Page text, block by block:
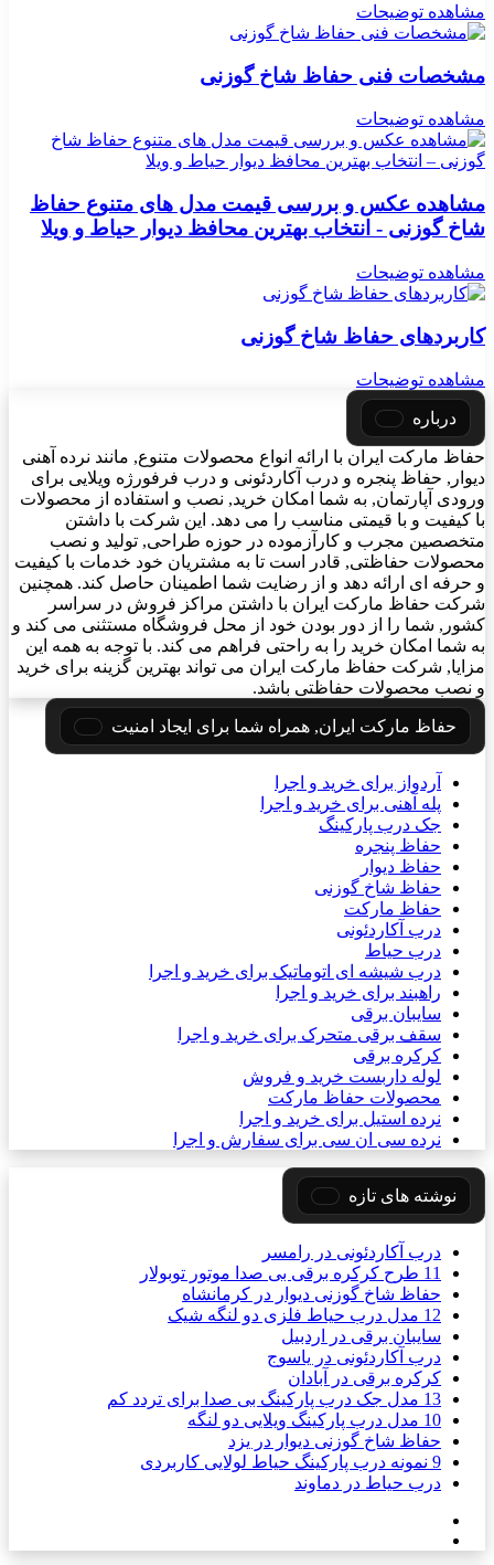
مشاهده توضیحات
مشخصات فنی حفاظ شاخ گوزنی
مشاهده توضیحات
مشاهده عکس و بررسی قیمت مدل های متنوع حفاظ
شاخ گوزنی - انتخاب بهترین محافظ دیوار حیاط و ویلا
مشاهده توضیحات
کاربردهای حفاظ شاخ گوزنی
مشاهده توضیحات
درباره
حفاظ مارکت ایران با ارائه انواع محصولات متنوع, مانند نرده آهنی
دیوار, حفاظ پنجره و درب آکاردئونی و درب فرفورژه ویلایی برای
ورودی آپارتمان, به شما امکان خرید, نصب و استفاده از محصولات
با کیفیت و با قیمتی مناسب را می دهد. این شرکت با داشتن
متخصصین مجرب و کارآزموده در حوزه طراحی, تولید و نصب
محصولات حفاظتی, قادر است تا به مشتریان خود خدمات با کیفیت
و حرفه ای ارائه دهد و از رضایت شما اطمینان حاصل کند. همچنین
شرکت حفاظ مارکت ایران با داشتن مراکز فروش در سراسر
کشور, شما را از دور بودن خود از محل فروشگاه مستثنی می کند و
به شما امکان خرید را به راحتی فراهم می کند. با توجه به همه این
مزایا, شرکت حفاظ مارکت ایران می تواند بهترین گزینه برای خرید
و نصب محصولات حفاظتی باشد.
حفاظ مارکت ایران, همراه شما برای ایجاد امنیت
آردواز برای خرید و اجرا
پله آهنی برای خرید و اجرا
جک درب پارکینگ
حفاظ پنجره
حفاظ دیوار
حفاظ شاخ گوزنی
حفاظ مارکت
درب آکاردئونی
درب حیاط
درب شیشه ای اتوماتیک برای خرید و اجرا
راهبند برای خرید و اجرا
سایبان برقی
سقف برقی متحرک برای خرید و اجرا
کرکره برقی
لوله داربست خرید و فروش
محصولات حفاظ مارکت
نرده استیل برای خرید و اجرا
نرده سی ان سی برای سفارش و اجرا
نوشته های تازه
درب آکاردئونی در رامسر
11 طرح کرکره برقی بی صدا موتور توبولار
حفاظ شاخ گوزنی دیوار در کرمانشاه
12 مدل درب حیاط فلزی دو لنگه شیک
سایبان برقی در اردبیل
درب آکاردئونی در یاسوج
کرکره برقی در آبادان
13 مدل جک درب پارکینگ بی صدا برای تردد کم
10 مدل درب پارکینگ ویلایی دو لنگه
حفاظ شاخ گوزنی دیوار در یزد
9 نمونه درب پارکینگ حیاط لولایی کاربردی
درب حیاط در دماوند